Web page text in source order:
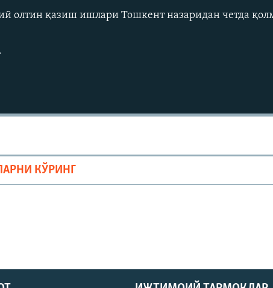
олтин қазиш ишлари Тошкент назаридан четда
КЎРИНГ